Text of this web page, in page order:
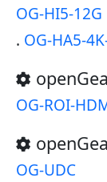
OG-HI5-12G
. OG-HA5-
OG-ROI-
OG-UDC